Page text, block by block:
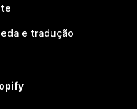
e tradução